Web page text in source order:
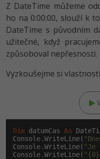
Z DateTime můžeme
ho na 0:00:00, slouží k
DateTime s původním
užitečné, když
způsoboval nepřesnosti.
Vyzkoušejme si
Dim datumCas As
Console.WriteLine(
Console.WriteLine( "Je
Console.WriteLine(